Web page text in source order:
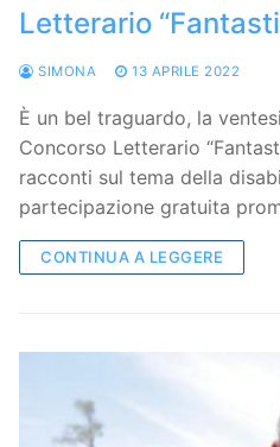
Letterario
SIMONA 13 APRILE 2022
È un bel traguardo, la
Concorso Letterario
racconti sul tema della
partecipazione gratuita
CONTINUA A LEGGERE